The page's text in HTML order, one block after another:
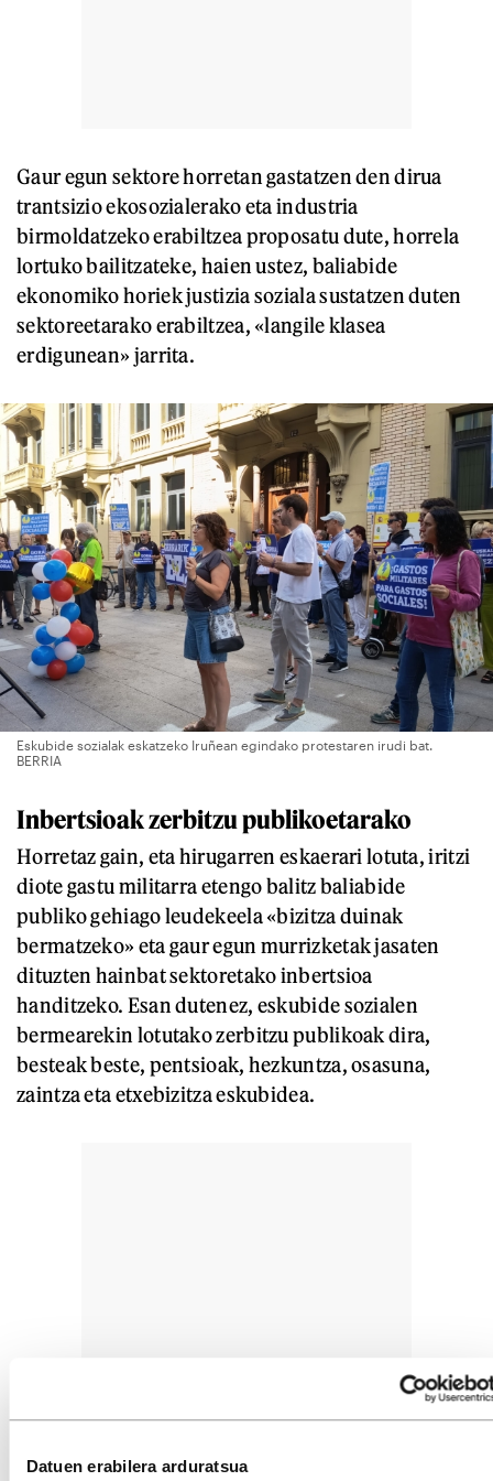
Datuen erabilera arduratsua
Gaur egun sektore horretan gastatzen den dirua
trantsizio ekosozialerako eta industria
birmoldatzeko erabiltzea proposatu dute, horrela
lortuko bailitzateke, haien ustez, baliabide
ekonomiko horiek justizia soziala sustatzen duten
sektoreetarako erabiltzea, «langile klasea
erdigunean» jarrita.
Eskubide sozialak eskatzeko Iruñean egindako protestaren irudi bat.
BERRIA
Inbertsioak zerbitzu publikoetarako
Horretaz gain, eta hirugarren eskaerari lotuta, iritzi
diote gastu militarra etengo balitz baliabide
publiko gehiago leudekeela «bizitza duinak
bermatzeko» eta gaur egun murrizketak jasaten
dituzten hainbat sektoretako inbertsioa
handitzeko. Esan dutenez, eskubide sozialen
bermearekin lotutako zerbitzu publikoak dira,
besteak beste, pentsioak, hezkuntza, osasuna,
zaintza eta etxebizitza eskubidea.